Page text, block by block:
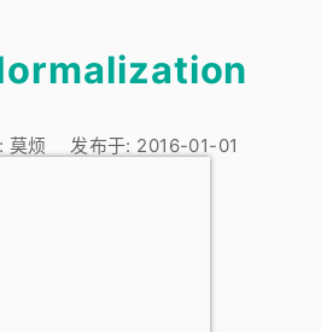
莫烦 发布于: 2016-01-01